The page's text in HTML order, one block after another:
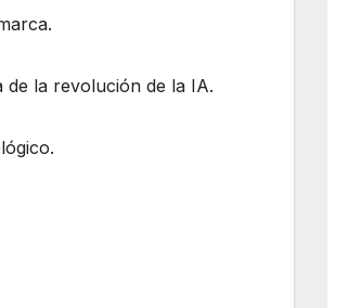
de la revolución de la IA.